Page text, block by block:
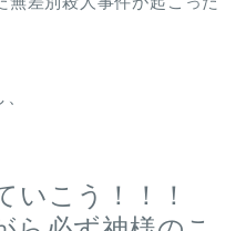
いこう！！！